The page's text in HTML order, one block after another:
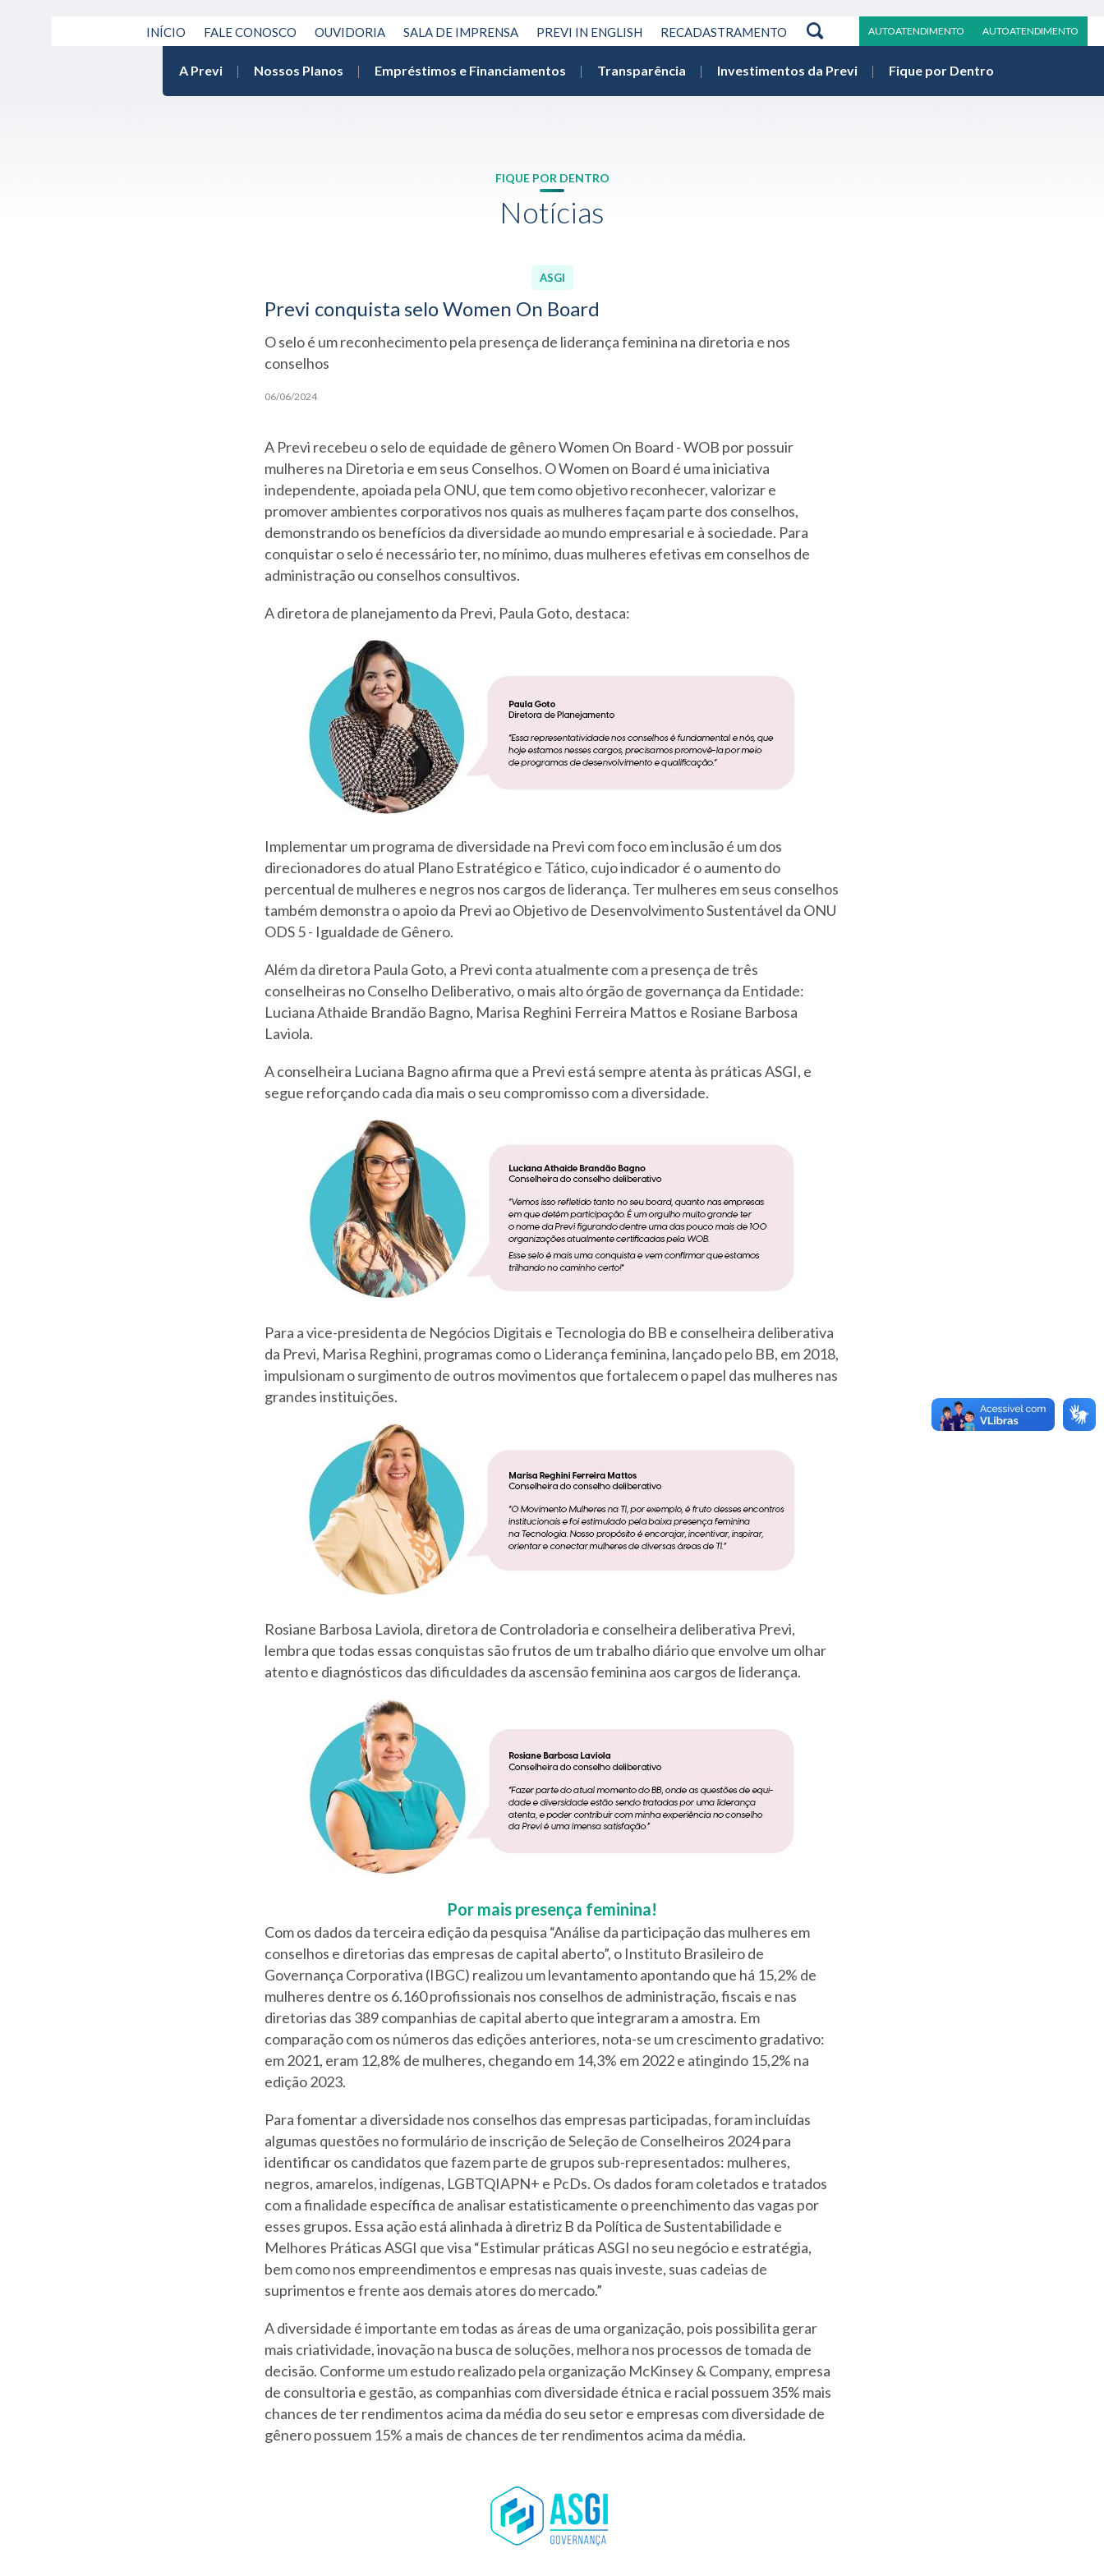
INÍCIO FALE CONOSCO OUVIDORIA SALA DE IMPRENSA PREVI IN ENGLISH RECADASTRAMENTO AUTOATENDIMENTO AUTOATENDIMENTO
A Previ Nossos Planos Empréstimos e Financiamentos Transparência Investimentos da Previ Fique por Dentro
FIQUE POR DENTRO
Notícias
ASGI
Previ conquista selo Women On Board
O selo é um reconhecimento pela presença de liderança feminina na diretoria e nos
conselhos
06/06/2024
A Previ recebeu o selo de equidade de gênero Women On Board - WOB por possuir
mulheres na Diretoria e em seus Conselhos. O Women on Board é uma iniciativa
independente, apoiada pela ONU, que tem como objetivo reconhecer, valorizar e
promover ambientes corporativos nos quais as mulheres façam parte dos conselhos,
demonstrando os benefícios da diversidade ao mundo empresarial e à sociedade. Para
conquistar o selo é necessário ter, no mínimo, duas mulheres efetivas em conselhos de
administração ou conselhos consultivos.
A diretora de planejamento da Previ, Paula Goto, destaca:
Implementar um programa de diversidade na Previ com foco em inclusão é um dos
direcionadores do atual Plano Estratégico e Tático, cujo indicador é o aumento do
percentual de mulheres e negros nos cargos de liderança. Ter mulheres em seus conselhos
também demonstra o apoio da Previ ao Objetivo de Desenvolvimento Sustentável da ONU
ODS 5 - Igualdade de Gênero.
Além da diretora Paula Goto, a Previ conta atualmente com a presença de três
conselheiras no Conselho Deliberativo, o mais alto órgão de governança da Entidade:
Luciana Athaide Brandão Bagno, Marisa Reghini Ferreira Mattos e Rosiane Barbosa
Laviola.
A conselheira Luciana Bagno afirma que a Previ está sempre atenta às práticas ASGI, e
segue reforçando cada dia mais o seu compromisso com a diversidade.
Para a vice-presidenta de Negócios Digitais e Tecnologia do BB e conselheira deliberativa
da Previ, Marisa Reghini, programas como o Liderança feminina, lançado pelo BB, em 2018,
impulsionam o surgimento de outros movimentos que fortalecem o papel das mulheres nas
grandes instituições.
Rosiane Barbosa Laviola, diretora de Controladoria e conselheira deliberativa Previ,
lembra que todas essas conquistas são frutos de um trabalho diário que envolve um olhar
atento e diagnósticos das dificuldades da ascensão feminina aos cargos de liderança.
Por mais presença feminina!
Com os dados da terceira edição da pesquisa “Análise da participação das mulheres em
conselhos e diretorias das empresas de capital aberto”, o Instituto Brasileiro de
Governança Corporativa (IBGC) realizou um levantamento apontando que há 15,2% de
mulheres dentre os 6.160 profissionais nos conselhos de administração, fiscais e nas
diretorias das 389 companhias de capital aberto que integraram a amostra. Em
comparação com os números das edições anteriores, nota-se um crescimento gradativo:
em 2021, eram 12,8% de mulheres, chegando em 14,3% em 2022 e atingindo 15,2% na
edição 2023.
Para fomentar a diversidade nos conselhos das empresas participadas, foram incluídas
algumas questões no formulário de inscrição de Seleção de Conselheiros 2024 para
identificar os candidatos que fazem parte de grupos sub-representados: mulheres,
negros, amarelos, indígenas, LGBTQIAPN+ e PcDs. Os dados foram coletados e tratados
com a finalidade específica de analisar estatisticamente o preenchimento das vagas por
esses grupos. Essa ação está alinhada à diretriz B da Política de Sustentabilidade e
Melhores Práticas ASGI que visa “Estimular práticas ASGI no seu negócio e estratégia,
bem como nos empreendimentos e empresas nas quais investe, suas cadeias de
suprimentos e frente aos demais atores do mercado.”
A diversidade é importante em todas as áreas de uma organização, pois possibilita gerar
mais criatividade, inovação na busca de soluções, melhora nos processos de tomada de
decisão. Conforme um estudo realizado pela organização McKinsey & Company, empresa
de consultoria e gestão, as companhias com diversidade étnica e racial possuem 35% mais
chances de ter rendimentos acima da média do seu setor e empresas com diversidade de
gênero possuem 15% a mais de chances de ter rendimentos acima da média.